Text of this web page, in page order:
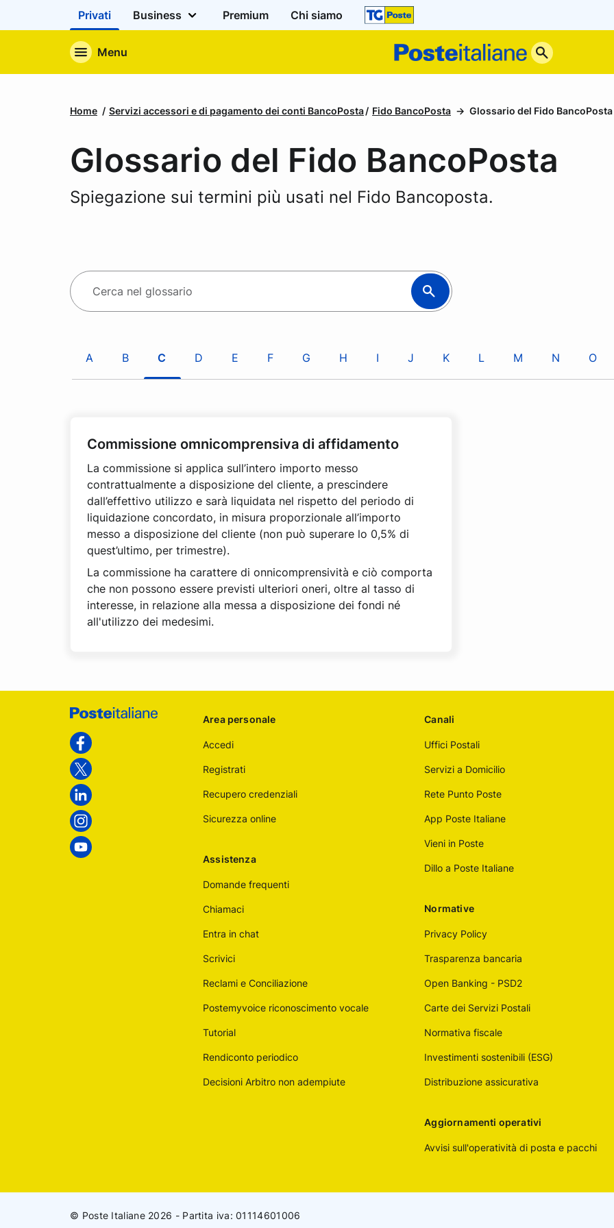
Privati Business Premium Chi siamo
Menu
Poste
Italiane
Home Servizi accessori e di pagamento dei conti BancoPosta Fido BancoPosta Glossario del Fido BancoPosta
Glossario del Fido BancoPosta
Spiegazione sui termini più usati nel Fido Bancoposta.
R
i
c
C
e
e
A B C D E F G H I J K L M N O
Commissione omnicomprensiva di affidamento
La commissione si applica sull’intero importo messo
contrattualmente a disposizione del cliente, a prescindere
dall’effettivo utilizzo e sarà liquidata nel rispetto del periodo di
liquidazione concordato, in misura proporzionale all’importo
messo a disposizione del cliente (non può superare lo 0,5% di
quest’ultimo, per trimestre).
La commissione ha carattere di onnicomprensività e ciò comporta
che non possono essere previsti ulteriori oneri, oltre al tasso di
interesse, in relazione alla messa a disposizione dei fondi né
all'utilizzo dei medesimi.
Footer
Poste
Italiane
Area personale
Accedi
Registrati
Recupero credenziali
Sicurezza online
Assistenza
Domande frequenti
Chiamaci
Entra in chat
Scrivici
Reclami e Conciliazione
Postemyvoice riconoscimento vocale
Tutorial
Rendiconto periodico
Decisioni Arbitro non adempiute
Canali
Uffici Postali
Servizi a Domicilio
Rete Punto Poste
App Poste Italiane
Vieni in Poste
Dillo a Poste Italiane
Normative
Privacy Policy
Trasparenza bancaria
Open Banking - PSD2
Carte dei Servizi Postali
Normativa fiscale
Investimenti sostenibili (ESG)
Distribuzione assicurativa
Aggiornamenti operativi
Avvisi sull'operatività di posta e pacchi
© Poste Italiane 2026 - Partita iva: 01114601006